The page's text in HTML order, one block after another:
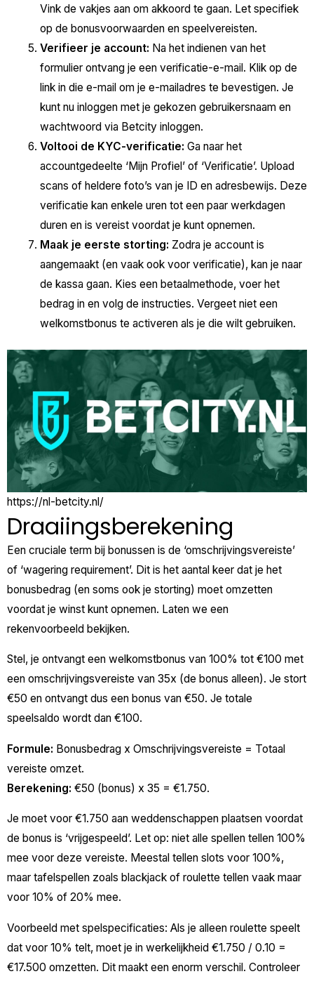
Vink de vakjes aan om akkoord te gaan. Let specifiek
op de bonusvoorwaarden en speelvereisten.
Verifieer je account: Na het indienen van het
formulier ontvang je een verificatie-e-mail. Klik op de
link in die e-mail om je e-mailadres te bevestigen. Je
kunt nu inloggen met je gekozen gebruikersnaam en
wachtwoord via Betcity inloggen.
Voltooi de KYC-verificatie: Ga naar het
accountgedeelte ‘Mijn Profiel’ of ‘Verificatie’. Upload
scans of heldere foto’s van je ID en adresbewijs. Deze
verificatie kan enkele uren tot een paar werkdagen
duren en is vereist voordat je kunt opnemen.
Maak je eerste storting: Zodra je account is
aangemaakt (en vaak ook voor verificatie), kan je naar
de kassa gaan. Kies een betaalmethode, voer het
bedrag in en volg de instructies. Vergeet niet een
welkomstbonus te activeren als je die wilt gebruiken.
https://nl-betcity.nl/
Draaiingsberekening
Een cruciale term bij bonussen is de ‘omschrijvingsvereiste’
of ‘wagering requirement’. Dit is het aantal keer dat je het
bonusbedrag (en soms ook je storting) moet omzetten
voordat je winst kunt opnemen. Laten we een
rekenvoorbeeld bekijken.
Stel, je ontvangt een welkomstbonus van 100% tot €100 met
een omschrijvingsvereiste van 35x (de bonus alleen). Je stort
€50 en ontvangt dus een bonus van €50. Je totale
speelsaldo wordt dan €100.
Formule: Bonusbedrag x Omschrijvingsvereiste = Totaal
vereiste omzet.
Berekening: €50 (bonus) x 35 = €1.750.
Je moet voor €1.750 aan weddenschappen plaatsen voordat
de bonus is ‘vrijgespeeld’. Let op: niet alle spellen tellen 100%
mee voor deze vereiste. Meestal tellen slots voor 100%,
maar tafelspellen zoals blackjack of roulette tellen vaak maar
voor 10% of 20% mee.
Voorbeeld met spelspecificaties: Als je alleen roulette speelt
dat voor 10% telt, moet je in werkelijkheid €1.750 / 0.10 =
€17.500 omzetten. Dit maakt een enorm verschil. Controleer